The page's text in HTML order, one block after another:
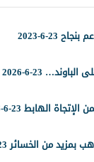
23-6-2023
23-6-2026
الهابط 23-6-2026
من الخسائر 23-6-2026